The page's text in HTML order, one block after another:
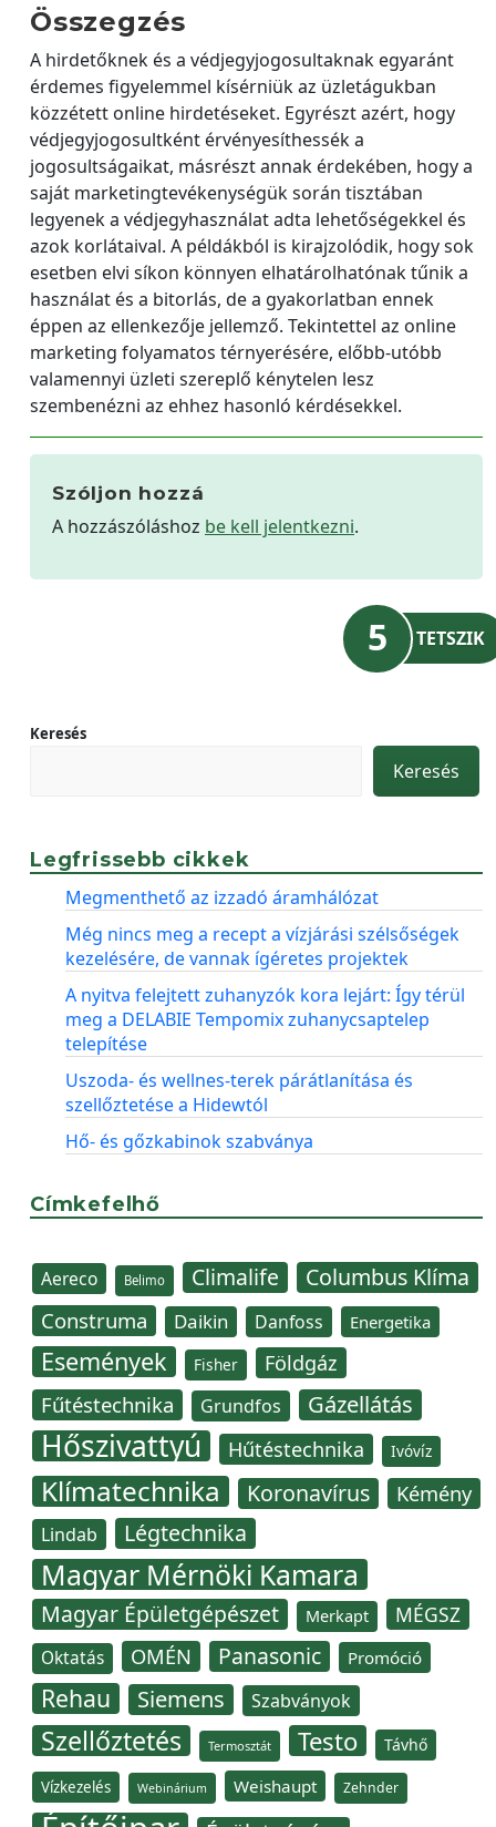
Összegzés
A hirdetőknek és a védjegyjogosultaknak egyaránt
érdemes figyelemmel kísérniük az üzletágukban
közzétett online hirdetéseket. Egyrészt azért, hogy
védjegyjogosultként érvényesíthessék a
jogosultságaikat, másrészt annak érdekében, hogy a
saját marketingtevékenységük során tisztában
legyenek a védjegyhasználat adta lehetőségekkel és
azok korlátaival. A példákból is kirajzolódik, hogy sok
esetben elvi síkon könnyen elhatárolhatónak tűnik a
használat és a bitorlás, de a gyakorlatban ennek
éppen az ellenkezője jellemző. Tekintettel az online
marketing folyamatos térnyerésére, előbb-utóbb
valamennyi üzleti szereplő kénytelen lesz
szembenézni az ehhez hasonló kérdésekkel.
Szóljon hozzá
A hozzászóláshoz be kell jelentkezni.
5 TETSZIK
Keresés
Keresés
Legfrissebb cikkek
Megmenthető az izzadó áramhálózat
Még nincs meg a recept a vízjárási szélsőségek
kezelésére, de vannak ígéretes projektek
A nyitva felejtett zuhanyzók kora lejárt: Így térül
meg a DELABIE Tempomix zuhanycsaptelep
telepítése
Uszoda- és wellnes-terek párátlanítása és
szellőztetése a Hidewtól
Hő- és gőzkabinok szabványa
Címkefelhő
Aereco Belimo Climalife Columbus Klíma
Construma Daikin Danfoss Energetika
Események Fisher Földgáz
Fűtéstechnika Grundfos Gázellátás
Hőszivattyú Hűtéstechnika Ivóvíz
Klímatechnika Koronavírus Kémény
Lindab Légtechnika
Magyar Mérnöki Kamara
Magyar Épületgépészet Merkapt MÉGSZ
Oktatás OMÉN Panasonic Promóció
Rehau Siemens Szabványok
Szellőztetés Termosztát Testo Távhő
Vízkezelés Webinárium Weishaupt Zehnder